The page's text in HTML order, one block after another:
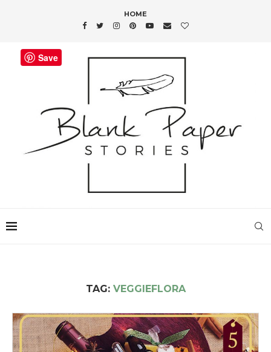
HOME
TAG: VEGGIEFLORA
Save